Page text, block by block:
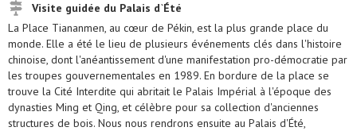
Visite guidée du Palais d`Été
La Place Tiananmen, au cœur de Pékin, est la plus grande place du
monde. Elle a été le lieu de plusieurs événements clés dans l'histoire
chinoise, dont l'anéantissement d'une manifestation pro-démocratie par
les troupes gouvernementales en 1989. En bordure de la place se
trouve la Cité Interdite qui abritait le Palais Impérial à l'époque des
dynasties Ming et Qing, et célèbre pour sa collection d'anciennes
structures de bois. Nous nous rendrons ensuite au Palais d'Été,